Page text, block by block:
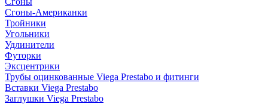
Сгоны-Американки
Тройники
Угольники
Удлинители
Футорки
Эксцентрики
Трубы оцинкованные Viega Prestabo и фитинги
Вставки Viega Prestabo
Заглушки Viega Prestabo